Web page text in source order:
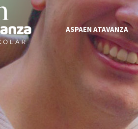
ASPAEN ATAVANZA